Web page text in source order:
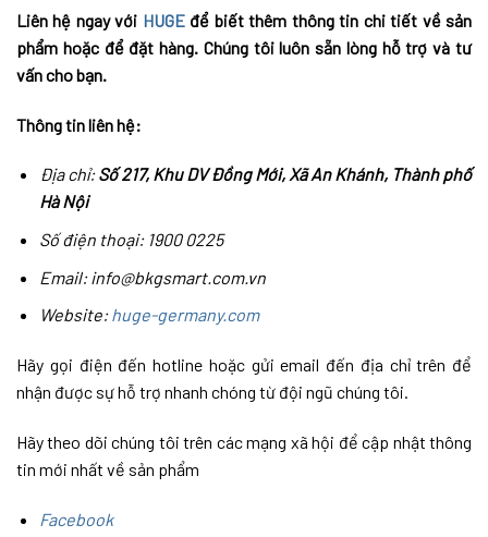
Liên hệ ngay với HUGEđể biết thêm thông tin chi tiết về sản
phẩm hoặc để đặt hàng. Chúng tôi luôn sẵn lòng hỗ trợ và tư
vấn cho bạn.
Thông tin liên hệ:
Địa chỉ:Số 217, Khu DV Đồng Mới, Xã An Khánh, Thành phố
Hà Nội
Số điện thoại: 1900 0225
Email: info@bkgsmart.com.vn
Website:huge-germany.com
Hãy gọi điện đến hotline hoặc gửi email đến địa chỉ trên để
nhận được sự hỗ trợ nhanh chóng từ đội ngũ chúng tôi.
Hãy theo dõi chúng tôi trên các mạng xã hội để cập nhật thông
tin mới nhất về sản phẩm
Facebook